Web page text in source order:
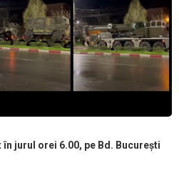
jurul orei 6.00, pe Bd. București